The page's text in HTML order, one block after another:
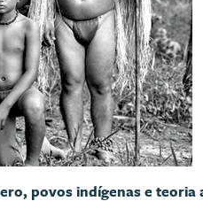
povos indígenas e